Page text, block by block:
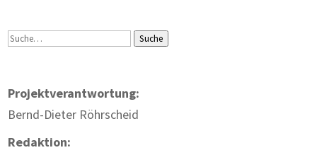
Suche Suche
Projektverantwortung:
Bernd-Dieter Röhrscheid
Redaktion: